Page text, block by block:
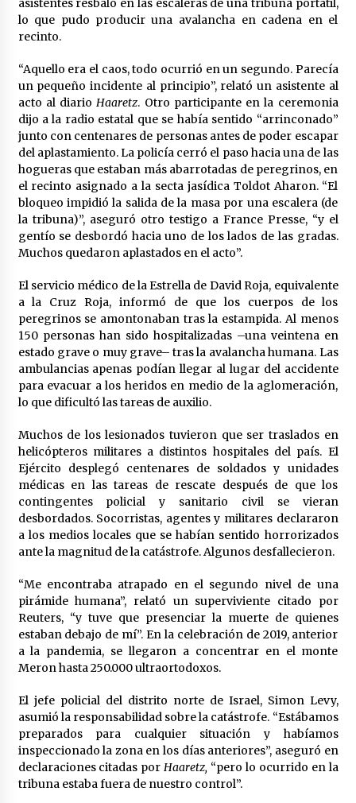
asistentes resbaló en las escaleras de una tribuna portátil,
lo que pudo producir una avalancha en cadena en el
recinto.
“Aquello era el caos, todo ocurrió en un segundo. Parecía
un pequeño incidente al principio”, relató un asistente al
acto al diario Haaretz. Otro participante en la ceremonia
dijo a la radio estatal que se había sentido “arrinconado”
junto con centenares de personas antes de poder escapar
del aplastamiento. La policía cerró el paso hacia una de las
hogueras que estaban más abarrotadas de peregrinos, en
el recinto asignado a la secta jasídica Toldot Aharon. “El
bloqueo impidió la salida de la masa por una escalera (de
la tribuna)”, aseguró otro testigo a France Presse, “y el
gentío se desbordó hacia uno de los lados de las gradas.
Muchos quedaron aplastados en el acto”.
El servicio médico de la Estrella de David Roja, equivalente
a la Cruz Roja, informó de que los cuerpos de los
peregrinos se amontonaban tras la estampida. Al menos
150 personas han sido hospitalizadas –una veintena en
estado grave o muy grave– tras la avalancha humana. Las
ambulancias apenas podían llegar al lugar del accidente
para evacuar a los heridos en medio de la aglomeración,
lo que dificultó las tareas de auxilio.
Muchos de los lesionados tuvieron que ser traslados en
helicópteros militares a distintos hospitales del país. El
Ejército desplegó centenares de soldados y unidades
médicas en las tareas de rescate después de que los
contingentes policial y sanitario civil se vieran
desbordados. Socorristas, agentes y militares declararon
a los medios locales que se habían sentido horrorizados
ante la magnitud de la catástrofe. Algunos desfallecieron.
“Me encontraba atrapado en el segundo nivel de una
pirámide humana”, relató un superviviente citado por
Reuters, “y tuve que presenciar la muerte de quienes
estaban debajo de mí”. En la celebración de 2019, anterior
a la pandemia, se llegaron a concentrar en el monte
Meron hasta 250.000 ultraortodoxos.
El jefe policial del distrito norte de Israel, Simon Levy,
asumió la responsabilidad sobre la catástrofe. “Estábamos
preparados para cualquier situación y habíamos
inspeccionado la zona en los días anteriores”, aseguró en
declaraciones citadas porHaaretz, “pero lo ocurrido en la
tribuna estaba fuera de nuestro control”.